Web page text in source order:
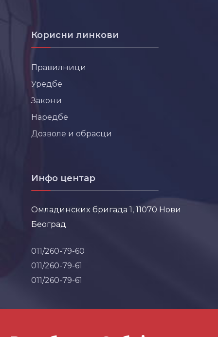
Корисни линкови
Правилници
Уредбе
Закони
Наредбе
Дозволе и обрасци
Инфо центар
Омладинских бригада 1, 11070 Нови
Београд
011/260-79-60
011/260-79-61
011/260-79-61